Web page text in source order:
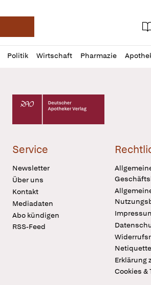
Deutsche Apotheker Aktuelle
Politik Wirtschaft Pharmazie
Profil
öffnen
Daz
Pur
Deutscher Apotheker Verlag Logo
Service
Newsletter
Über uns
Kontakt
Mediadaten
Abo kündigen
RSS-Feed
Netiquette
Erklärung
Cookies &